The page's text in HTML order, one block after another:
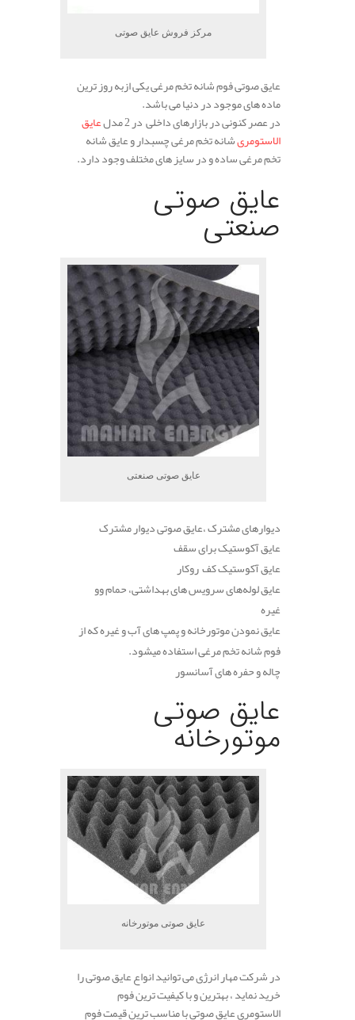
مرکز فروش عایق صوتی
عایق صوتی فوم شانه تخم مرغی یکی ازبه روز ترین
ماده های موجود در دنیا می باشد.
در عصر کنونی در بازارهای داخلی در 2 مدل
عایق
الاستومریشانه تخم مرغی چسبدار و عایق شانه
تخم مرغی ساده و در سایز های مختلف وجود دارد.
عایق صوتی
صنعتی
عایق صوتی صنعتی
دیوارهای مشترک ،عایق صوتی دیوار مشترک
عایق آکوستیک برای سقف
عایق آکوستیک کف روکار
عایق لوله‌های سرویس های بهداشتی، حمام وو
غیره
عایق نمودن موتورخانه و پمپ های آب و غیره که از
فوم شانه تخم مرغی استفاده میشود.
چاله و حفره های آسانسور
عایق صوتی
موتورخانه
عایق صوتی موتورخانه
در شرکت مهار انرژی می توانید انواع عایق صوتی را
خرید نماید ، بهترین و با کیفیت ترین فوم
الاستومری عایق صوتی با مناسب ترین قیمت فوم